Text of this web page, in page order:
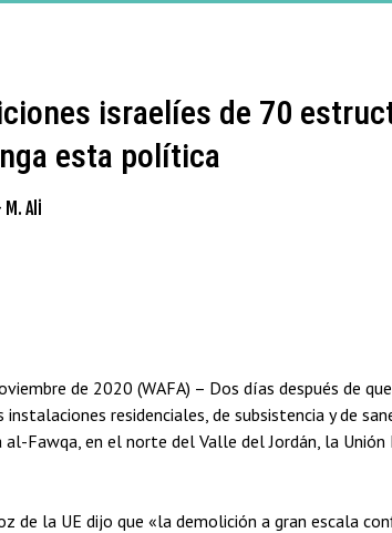
israelíes de 70
esta política
M. Ali
de 2020 (WAFA) – Dos días después de
residenciales, de subsistencia y de
al-Fawqa, en el norte del Valle del Jordán, la
de la UE dijo que «la demolición a gran escala